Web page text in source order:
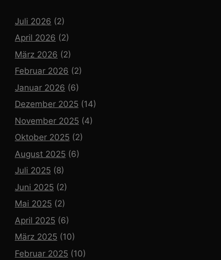
Juli 2026 (2)
April 2026 (2)
März 2026 (2)
Februar 2026 (2)
Januar 2026 (6)
Dezember 2025 (14)
November 2025 (4)
Oktober 2025 (2)
August 2025 (6)
Juli 2025 (8)
Juni 2025 (2)
Mai 2025 (2)
April 2025 (6)
März 2025 (10)
Februar 2025 (10)